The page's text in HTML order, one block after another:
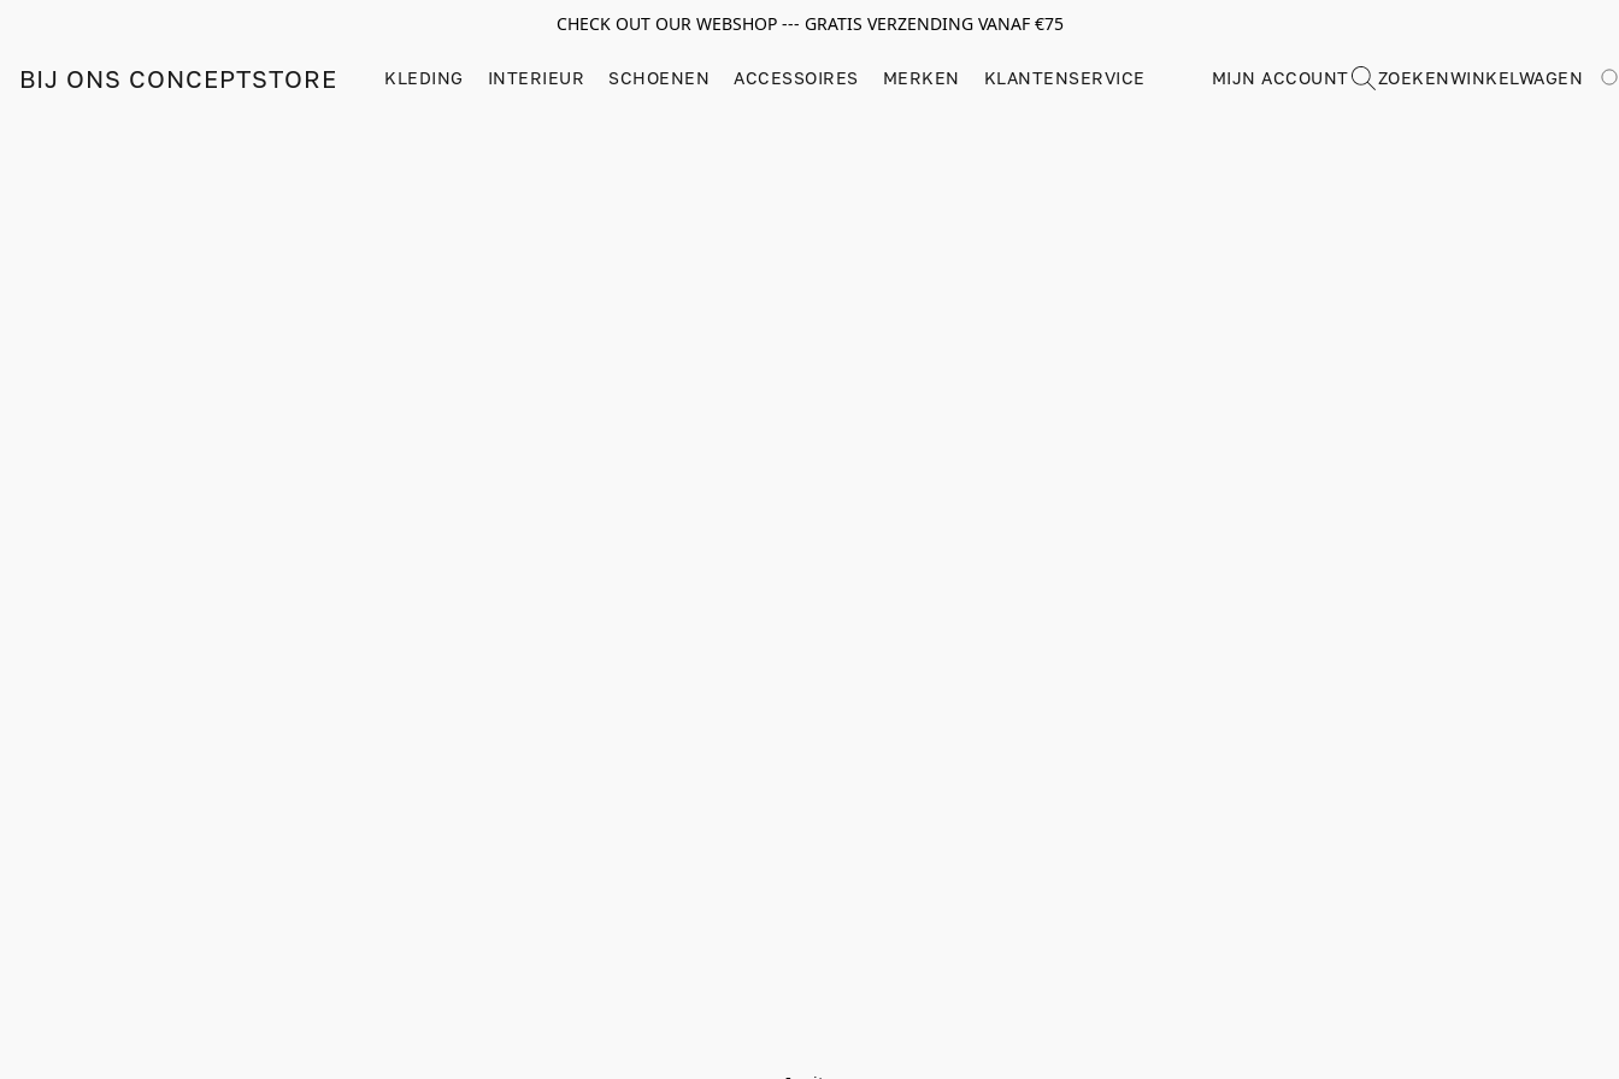
CHECK OUT OUR WEBSHOP --- GRATIS VERZENDING VANAF €75
BIJ ONS CONCEPTSTORE KLEDING INTERIEUR SCHOENEN ACCESSOIRES MERKEN KLANTENSERVICE MIJN ACCOUNT ZOEKENWINKELWAGEN